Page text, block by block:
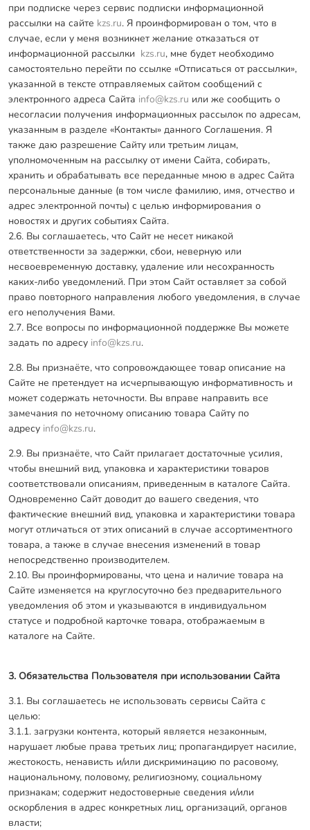
при подписке через сервис подписки информационной
рассылки на сайте kzs.ru. Я проинформирован о том, что в
случае, если у меня возникнет желание отказаться от
информационной рассылки kzs.ru, мне будет необходимо
самостоятельно перейти по ссылке «Отписаться от рассылки»,
указанной в тексте отправляемых сайтом сообщений с
электронного адреса Сайта info@kzs.ru или же сообщить о
несогласии получения информационных рассылок по адресам,
указанным в разделе «Контакты» данного Соглашения. Я
также даю разрешение Сайту или третьим лицам,
уполномоченным на рассылку от имени Сайта, собирать,
хранить и обрабатывать все переданные мною в адрес Сайта
персональные данные (в том числе фамилию, имя, отчество и
адрес электронной почты) с целью информирования о
новостях и других событиях Сайта.
2.6. Вы соглашаетесь, что Сайт не несет никакой
ответственности за задержки, сбои, неверную или
несвоевременную доставку, удаление или несохранность
каких-либо уведомлений. При этом Сайт оставляет за собой
право повторного направления любого уведомления, в случае
его неполучения Вами.
2.7. Все вопросы по информационной поддержке Вы можете
задать по адресу info@kzs.ru.
2.8. Вы признаёте, что сопровождающее товар описание на
Сайте не претендует на исчерпывающую информативность и
может содержать неточности. Вы вправе направить все
замечания по неточному описанию товара Сайту по
адресу info@kzs.ru.
2.9. Вы признаёте, что Сайт прилагает достаточные усилия,
чтобы внешний вид, упаковка и характеристики товаров
соответствовали описаниям, приведенным в каталоге Сайта.
Одновременно Сайт доводит до вашего сведения, что
фактические внешний вид, упаковка и характеристики товара
могут отличаться от этих описаний в случае ассортиментного
товара, а также в случае внесения изменений в товар
непосредственно производителем.
2.10. Вы проинформированы, что цена и наличие товара на
Сайте изменяется на круглосуточно без предварительного
уведомления об этом и указываются в индивидуальном
статусе и подробной карточке товара, отображаемым в
каталоге на Сайте.
3. Обязательства Пользователя при использовании Сайта
3.1. Вы соглашаетесь не использовать сервисы Сайта с
целью:
3.1.1. загрузки контента, который является незаконным,
нарушает любые права третьих лиц; пропагандирует насилие,
жестокость, ненависть и/или дискриминацию по расовому,
национальному, половому, религиозному, социальному
признакам; содержит недостоверные сведения и/или
оскорбления в адрес конкретных лиц, организаций, органов
власти;